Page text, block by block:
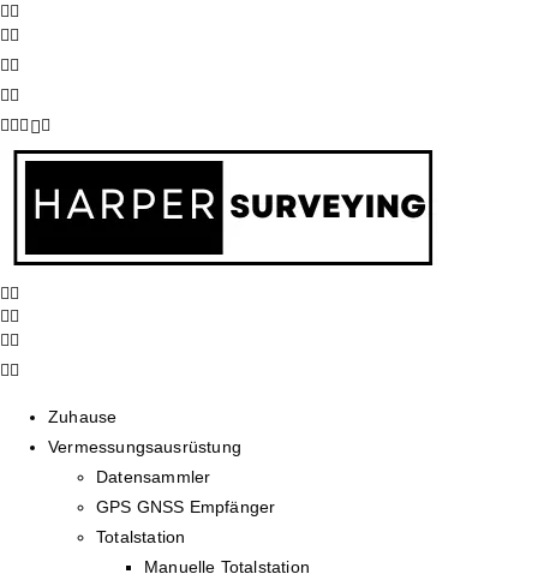
Zuhause
Vermessungsausrüstung
Datensammler
GPS GNSS Empfänger
Totalstation
Manuelle Totalstation